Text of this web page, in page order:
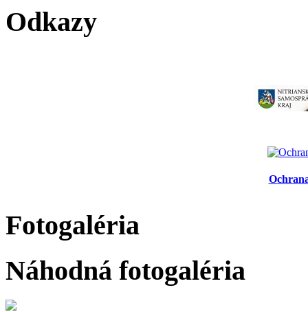
Odkazy
Fotogaléria
Náhodná fotogaléria